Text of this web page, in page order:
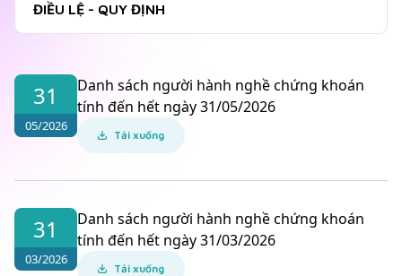
ĐIỀU LỆ - QUY ĐỊNH
31
05/2026
Danh sách người hành nghề chứng khoán
tính đến hết ngày 31/05/2026
Tải xuống
31
03/2026
Danh sách người hành nghề chứng khoán
tính đến hết ngày 31/03/2026
Tải xuống